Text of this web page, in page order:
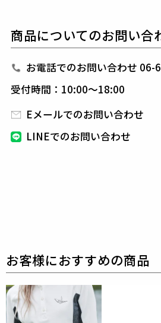
なハイテク素材を採用し、ただ
ラーリングを得意とする同ブラ
ターンにより、洗練された高い
ィッティングを兼ね備え着る者
をもたらします。
本製品に使用しているワッペン
素材
商品についてのお問い合
お電話でのお問い合わせ 06-
受付時間：10:00～18:00
Eメールでのお問い合わせ
LINEでのお問い合わせ